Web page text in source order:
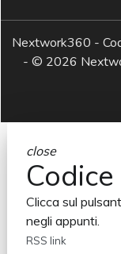
Nextwork360 -
- © 2026
close
Codice
Clicca sul
negli appunti.
RSS link